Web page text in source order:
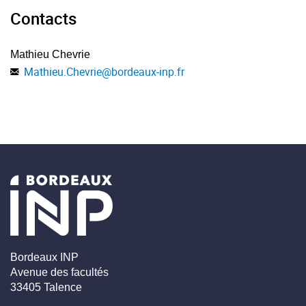
Contacts
Mathieu Chevrie
Mathieu.Chevrie@bordeaux-inp.fr
Bordeaux INP
Avenue des facultés
33405 Talence